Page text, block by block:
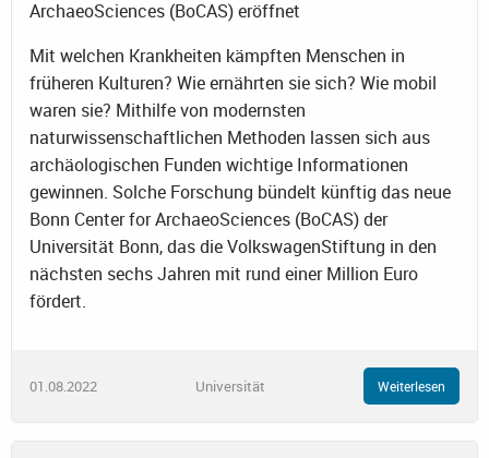
ArchaeoSciences (BoCAS) eröffnet
Mit welchen Krankheiten kämpften Menschen in
früheren Kulturen? Wie ernährten sie sich? Wie mobil
waren sie? Mithilfe von modernsten
naturwissenschaftlichen Methoden lassen sich aus
archäologischen Funden wichtige Informationen
gewinnen. Solche Forschung bündelt künftig das neue
Bonn Center for ArchaeoSciences (BoCAS) der
Universität Bonn, das die VolkswagenStiftung in den
nächsten sechs Jahren mit rund einer Million Euro
fördert.
01.08.2022 Universität Weiterlesen